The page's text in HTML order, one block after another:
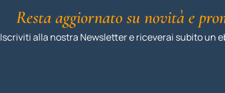
Resta aggiornato su novità e
Iscriviti alla nostra Newsletter e riceverai subito un